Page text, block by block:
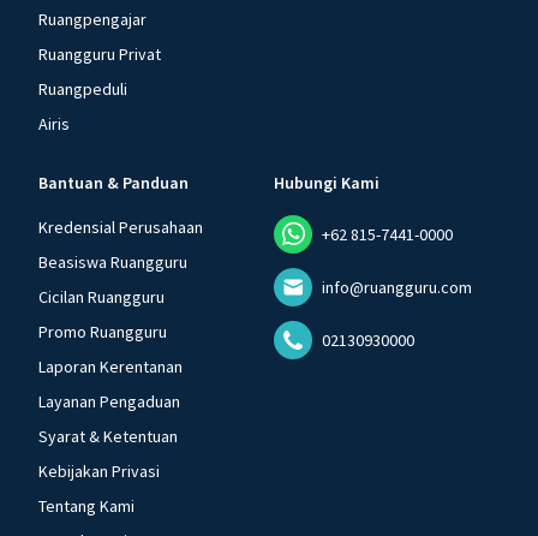
Ruangpengajar
Ruangguru Privat
Ruangpeduli
Airis
Bantuan & Panduan
Kredensial Perusahaan
Beasiswa Ruangguru
Cicilan Ruangguru
Promo Ruangguru
Laporan Kerentanan
Layanan Pengaduan
Syarat & Ketentuan
Kebijakan Privasi
Tentang Kami
Hubungi Kami
+62 815-7441-0000
info@ruangguru.com
02130930000